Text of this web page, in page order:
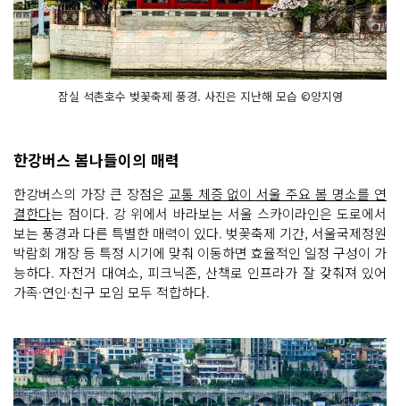
잠실 석촌호수 벚꽃축제 풍경. 사진은 지난해 모습 ©양지영
한강버스 봄나들이의 매력
한강버스의 가장 큰 장점은 교통 체증 없이 서울 주요 봄 명소를 연
결한다는 점이다. 강 위에서 바라보는 서울 스카이라인은 도로에서
보는 풍경과 다른 특별한 매력이 있다. 벚꽃축제 기간, 서울국제정원
박람회 개장 등 특정 시기에 맞춰 이동하면 효율적인 일정 구성이 가
능하다. 자전거 대여소, 피크닉존, 산책로 인프라가 잘 갖춰져 있어
가족·연인·친구 모임 모두 적합하다.